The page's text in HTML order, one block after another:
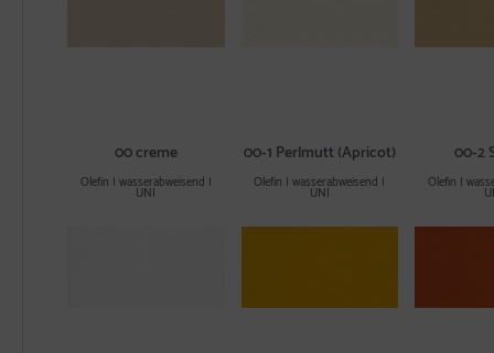
00 creme
Olefin | wasserabweisend |
UNI
00-1 Perlmutt (Apricot)
Olefin | wasserabweisend |
UNI
00-2
Olefin |